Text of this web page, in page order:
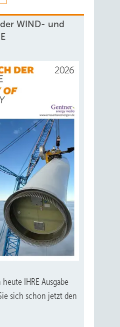
der WIND- und
IHRE Ausgabe
sich schon jetzt den